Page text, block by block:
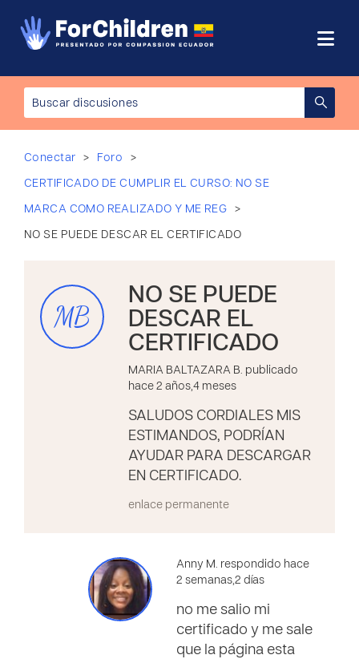
Conectar > Foro >
CERTIFICADO DE CUMPLIR EL CURSO: NO SE
MARCA COMO REALIZADO Y ME REG >
NO SE PUEDE DESCAR EL CERTIFICADO
MB
NO SE PUEDE
DESCAR EL
CERTIFICADO
MARIA BALTAZARA B. publicado
hace 2 años,4 meses
SALUDOS CORDIALES MIS
ESTIMANDOS, PODRÍAN
AYUDAR PARA DESCARGAR
EN CERTIFICADO.
enlace permanente
Anny M. respondido hace
2 semanas,2 días
no me salio mi
certificado y me sale
que la página esta